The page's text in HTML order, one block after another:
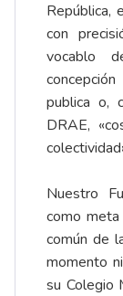
República,
con
vocablo
publica o,
DRAE,
Nuestro
como
común de
momento
su Colegio